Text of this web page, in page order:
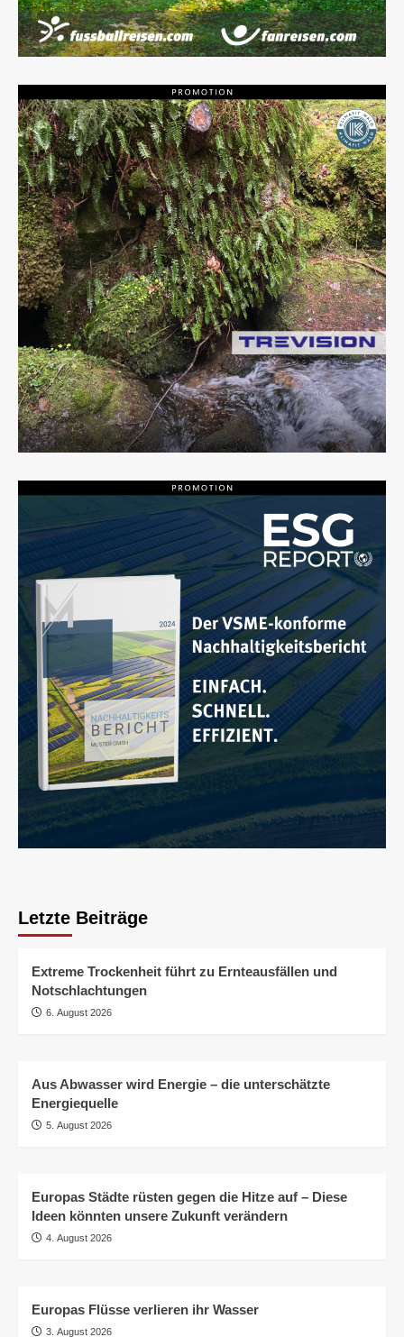
Letzte Beiträge
Extreme Trockenheit führt zu Ernteausfällen und
Notschlachtungen
6. August 2026
Aus Abwasser wird Energie – die unterschätzte
Energiequelle
5. August 2026
Europas Städte rüsten gegen die Hitze auf – Diese
Ideen könnten unsere Zukunft verändern
4. August 2026
Europas Flüsse verlieren ihr Wasser
3. August 2026